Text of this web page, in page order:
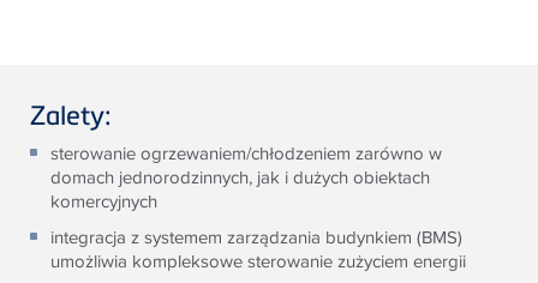
Zalety:
sterowanie ogrzewaniem/chłodzeniem zarówno w
domach jednorodzinnych, jak i dużych obiektach
komercyjnych
integracja z systemem zarządzania budynkiem (BMS)
umożliwia kompleksowe sterowanie zużyciem energii